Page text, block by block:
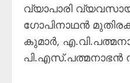
വ്യാപാരി
ഗോപിനാഥൻ
കുമാർ,
പി.എസ്.പത്മനാഭൻ